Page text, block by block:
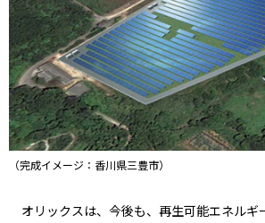
（完成イメージ：香川県三豊市）
オリックスは、今後も、再生可能エネルギ